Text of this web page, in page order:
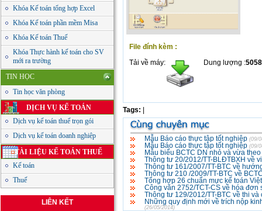
Khóa Kế toán tổng hợp Excel
Khóa Kế toán phần mềm Misa
Khóa Kế toán Thuế
Khóa Thực hành kế toán cho SV
mới ra trường
TIN HỌC
Tin học văn phòng
DỊCH VỤ KẾ TOÁN
Dịch vụ kế toán thuế trọn gói
Dịch vụ kế toán doanh nghiệp
TÀI LIỆU KẾ TOÁN THUẾ
Kế toán
Thuế
LIÊN KẾT
File đính kèm :
Tải về máy:
Dung lượng :
Tags:
Mẫu Báo cáo thực tập tốt nghiệp (09/
Mẫu Báo cáo thực tập tốt nghiệp (09/
Mẫu biểu BCTC DN nhỏ và vừa
Thông tư 20/2012/TT-BLĐTBXH về
Thông tư 161/2007/TT-BTC về
Thông tư 210 /2009/TT-BTC về
Tổng hợp 26 chuẩn mực kế toán
Công văn 2752/TCT-CS về hóa
Thông tư 129/2012/TT-BTC về thi
Những quy định mới về trích nộp
(26/05/2014)